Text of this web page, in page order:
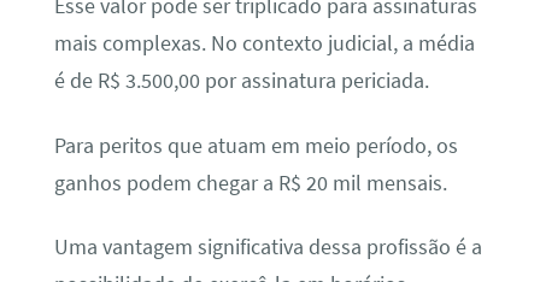
Esse valor pode ser triplicado para assinaturas
mais complexas. No contexto judicial, a média
é de R$ 3.500,00 por assinatura periciada.
Para peritos que atuam em meio período, os
ganhos podem chegar a R$ 20 mil mensais.
Uma vantagem significativa dessa profissão é a